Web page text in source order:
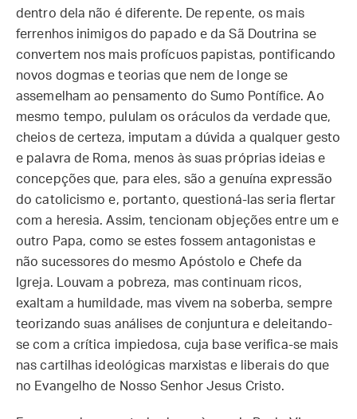
dentro dela não é diferente. De repente, os mais
ferrenhos inimigos do papado e da Sã Doutrina se
convertem nos mais profícuos papistas, pontificando
novos dogmas e teorias que nem de longe se
assemelham ao pensamento do Sumo Pontífice. Ao
mesmo tempo, pululam os oráculos da verdade que,
cheios de certeza, imputam a dúvida a qualquer gesto
e palavra de Roma, menos às suas próprias ideias e
concepções que, para eles, são a genuína expressão
do catolicismo e, portanto, questioná-las seria flertar
com a heresia. Assim, tencionam objeções entre um e
outro Papa, como se estes fossem antagonistas e
não sucessores do mesmo Apóstolo e Chefe da
Igreja. Louvam a pobreza, mas continuam ricos,
exaltam a humildade, mas vivem na soberba, sempre
teorizando suas análises de conjuntura e deleitando-
se com a crítica impiedosa, cuja base verifica-se mais
nas cartilhas ideológicas marxistas e liberais do que
no Evangelho de Nosso Senhor Jesus Cristo.